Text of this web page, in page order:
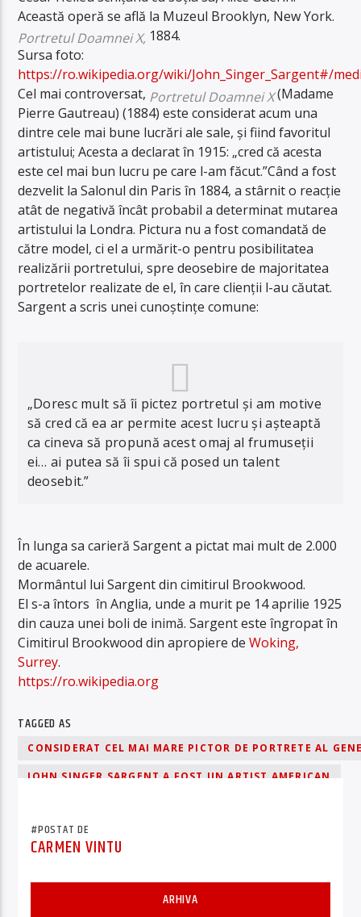
Această operă se află la Muzeul Brooklyn, New York.
Portretul Doamnei X, 1884.
Sursa foto:
https://ro.wikipedia.org/wiki/John_Singer_Sargent#/
Cel mai controversat, Portretul Doamnei X(Madame
Pierre Gautreau) (1884) este considerat acum una
dintre cele mai bune lucrări ale sale, și fiind favoritul
artistului; Acesta a declarat în 1915: „cred că acesta
este cel mai bun lucru pe care l-am făcut.”Când a fost
dezvelit la Salonul din Paris în 1884, a stârnit o reacție
atât de negativă încât probabil a determinat mutarea
artistului la Londra. Pictura nu a fost comandată de
către model, ci el a urmărit-o pentru posibilitatea
realizării portretului, spre deosebire de majoritatea
portretelor realizate de el, în care clienții l-au căutat.
Sargent a scris unei cunoștințe comune:
„Doresc mult să îi pictez portretul și am motive
să cred că ea ar permite acest lucru și așteaptă
ca cineva să propună acest omaj al frumuseții
ei… ai putea să îi spui că posed un talent
deosebit.”
În lunga sa carieră Sargent a pictat mai mult de 2.000
de acuarele.
Mormântul lui Sargent din cimitirul Brookwood.
El s-a întors în Anglia, unde a murit pe 14 aprilie 1925
din cauza unei boli de inimă. Sargent este îngropat în
Cimitirul Brookwood din apropiere deWoking,
Surrey.
https://ro.wikipedia.org
TAGGED AS
CONSIDERAT CEL MAI MARE PICTOR DE PORTRETE AL
JOHN SINGER SARGENT A FOST UN ARTIST AMERICAN
#POSTAT DE
CARMEN VINTU
ARHIVA